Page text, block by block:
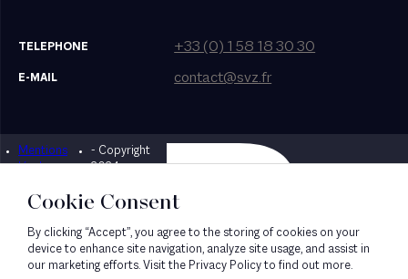
TELEPHONE +33 (0) 1 58 18 30 30
E-MAIL contact@svz.fr
Mentions
légales
- Copyright
2024
Designed by Bonhomme
Cookie Consent
By clicking “Accept”, you agree to the storing of cookies on your
device to enhance site navigation, analyze site usage, and assist in
our marketing efforts. Visit the Privacy Policy to find out more.